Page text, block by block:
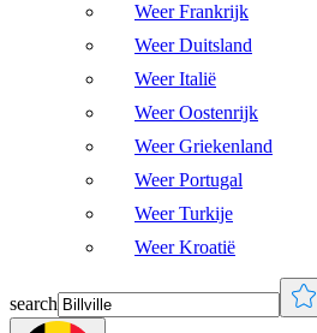
Weer Frankrijk
Weer Duitsland
Weer Italië
Weer Oostenrijk
Weer Griekenland
Weer Portugal
Weer Turkije
Weer Kroatië
search